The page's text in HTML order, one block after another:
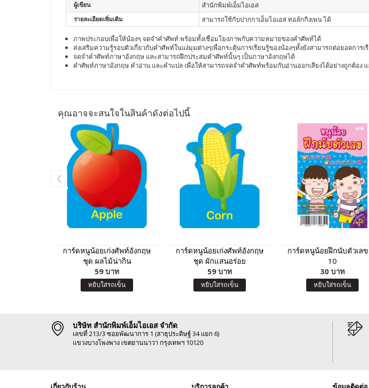
ผู้เขียน สำนักพิมพ์เอ็มไอเอส
รายละเอียดเพิ่มเติม สามารถใช้กับปากกาเอ็มไอเอส ทอล์กกิงเพน ได้
ภาพประกอบเพื่อให้น้องๆ จดจำคำศัพท์ พร้อมทั้งเชื่อมโยงภาพกับความหมายของคำศัพท์ได้
ส่งเสริมความรู้รอบตัวเกี่ยวกับคำศัพท์ในแง่มุมต่างๆเพื่อกระตุ้นการเรียนรู้ของน้องๆทั้งยังสามารถต่อยอดการเ
จดจำคำศัพท์ภาษาอังกฤษ และสามารถฝึกประสมคำศัพท์นั้นๆ เป็นภาษาอังกฤษได้
คำศัพท์ภาษาอังกฤษ คำอ่าน และคำแปล เพื่อให้สามารถจดจำคำศัพท์พร้อมกับอ่านออกเสียงได้อย่างถูกต้อ
คุณอาจจะสนใจในสินค้าดังต่อไปนี้
การ์ดหนูน้อยเก่งศัพท์อังกฤษ
ชุด ผลไม้น่ากิน
59 บาท
หยิบใส่รถเข็น
การ์ดหนูน้อยเก่งศัพท์อังกฤษ
ชุด ผักแสนอร่อย
59 บาท
หยิบใส่รถเข็น
การ์ดหนูน้อยฝึกนับตัวเล
10
30 บาท
หยิบใส่รถเข็น
บริษัท สำนักพิมพ์เอ็มไอเอส จำกัด
เลขที่ 213/3 ซอยพัฒนาการ 1 (สาธุประดิษฐ์ 34 แยก 6)
แขวงบางโพงพาง เขตยานนาวา กรุงเทพฯ 10120